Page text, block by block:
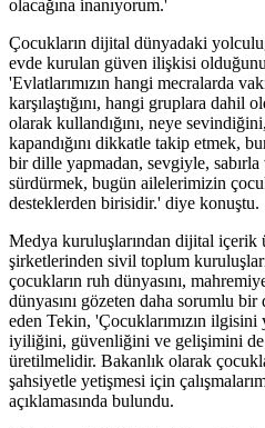
olacağına inanıyorum.'
Çocukların dijital dünyadaki
evde kurulan güven ilişkisi
'Evlatlarımızın hangi mecralarda
karşılaştığını, hangi gruplara
olarak kullandığını, neye
kapandığını dikkatle takip etmek,
bir dille yapmadan, sevgiyle,
sürdürmek, bugün ailelerimizin
desteklerden birisidir.' diye konuştu.
Medya kuruluşlarından dijital
şirketlerinden sivil toplum
çocukların ruh dünyasını,
dünyasını gözeten daha sorumlu bir
eden Tekin, 'Çocuklarımızın
iyiliğini, güvenliğini ve gelişimini de
üretilmelidir. Bakanlık olarak
şahsiyetle yetişmesi için
açıklamasında bulundu.